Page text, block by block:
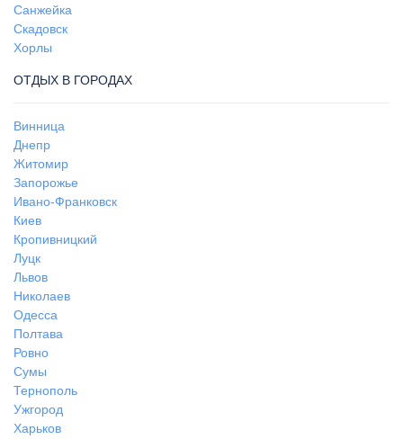
Санжейка
Скадовск
Хорлы
ОТДЫХ В ГОРОДАХ
Винница
Днепр
Житомир
Запорожье
Ивано-Франковск
Киев
Кропивницкий
Луцк
Львов
Николаев
Одесса
Полтава
Ровно
Сумы
Тернополь
Ужгород
Харьков